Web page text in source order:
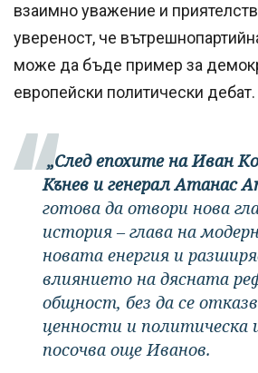
взаимно уважение и
увереност, че
може да бъде пример за
европейски политически дебат.
„След епохите на Иван
Кънев и генерал Атанас
готова да отвори нова
история – глава на
новата енергия и
влиянието на дясната
общност, без да се
ценности и политическа
посочва още Иванов.